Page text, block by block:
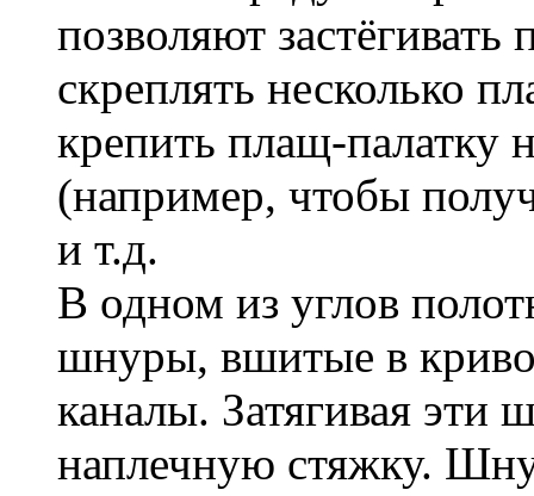
позволяют застёгивать
скреплять несколько
крепить плащ-палатку
(например, чтобы
и т.д.
В одном из углов
шнуры, вшитые в
каналы. Затягивая
наплечную стяжку.